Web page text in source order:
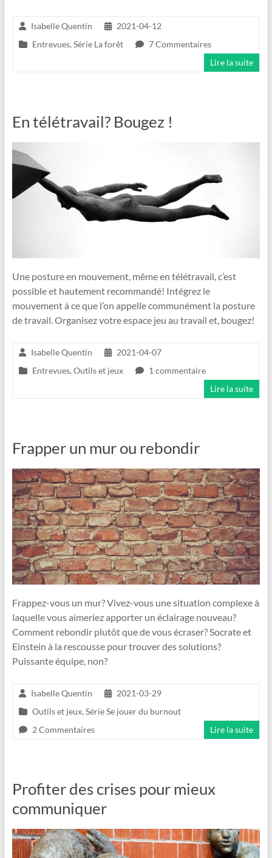
Isabelle Quentin
2021-04-12
Entrevues, Série La forêt
7 Commentaires
Lire la suite
En télétravail? Bougez !
Une posture en mouvement, même en télétravail, c’est
possible et hautement recommandé! Intégrez le
mouvement à ce que l’on appelle communément la posture
de travail. Organisez votre espace jeu au travail et, bougez!
Isabelle Quentin
2021-04-07
Entrevues, Outils et jeux
1 commentaire
Lire la suite
Frapper un mur ou rebondir
Frappez-vous un mur? Vivez-vous une situation complexe à
laquelle vous aimeriez apporter un éclairage nouveau?
Comment rebondir plutôt que de vous écraser? Socrate et
Einstein à la rescousse pour trouver des solutions?
Puissante équipe, non?
Isabelle Quentin
2021-03-29
Outils et jeux, Série Se jouer du burnout
2 Commentaires
Lire la suite
Profiter des crises pour mieux
communiquer